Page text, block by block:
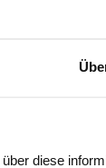
diese